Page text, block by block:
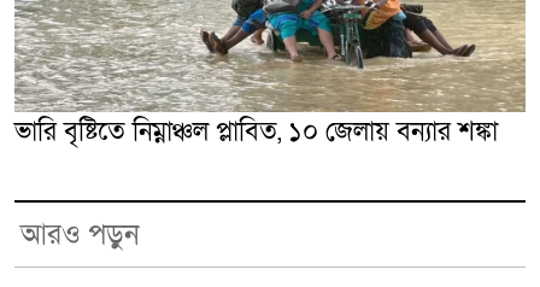
ভারি বৃষ্টিতে নিম্নাঞ্চল প্লাবিত, ১০ জেলায় বন্যার শঙ্কা
আরও পড়ুন